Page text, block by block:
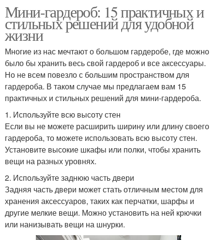
Мини-гардероб: 15 практичных и
стильных решений для удобной
жизни
Многие из нас мечтают о большом гардеробе, где можно
было бы хранить весь свой гардероб и все аксессуары.
Но не всем повезло с большим пространством для
гардероба. В таком случае мы предлагаем вам 15
практичных и стильных решений для мини-гардероба.
1. Используйте всю высоту стен
Если вы не можете расширить ширину или длину своего
гардероба, то можете использовать всю высоту стен.
Установите высокие шкафы или полки, чтобы хранить
вещи на разных уровнях.
2. Используйте заднюю часть двери
Задняя часть двери может стать отличным местом для
хранения аксессуаров, таких как перчатки, шарфы и
другие мелкие вещи. Можно установить на ней крючки
или нанизывать вещи на шнурки.